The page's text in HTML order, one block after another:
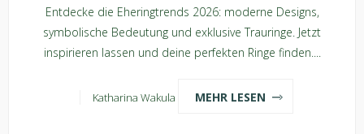
Entdecke die Eheringtrends 2026: moderne Designs,
symbolische Bedeutung und exklusive Trauringe. Jetzt
inspirieren lassen und deine perfekten Ringe finden....
Katharina Wakula MEHR LESEN